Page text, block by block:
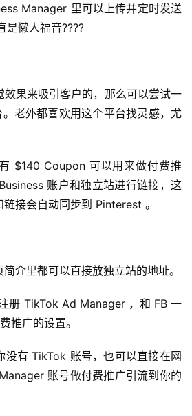
Manager 里可以上传并定时发送
是懒人福音????
果来吸引客户的，那么可以尝试一
老外都喜欢用这个平台找灵感，尤
$140 Coupon 可以用来做付费推
账户和独立站进行链接，这
接会自动同步到 Pinterest 。
介里都可以直接放独立站的地址。
册 TikTok Ad Manager ，和 FB 一
推广的设置。
没有 TikTok 账号，也可以直接在网
账号做付费推广引流到你的